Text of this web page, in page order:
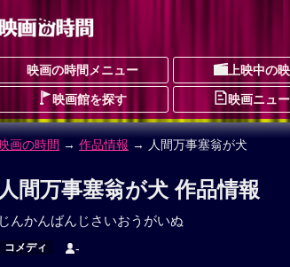
映画の時間メニュー 上映中の
映画館を探す 映画ニュ
画の時間 → 作品情報 → 人間万事塞翁が犬
人間万事塞翁が犬 作品情報
じんかんばんじさいおうがいぬ
コメディ -